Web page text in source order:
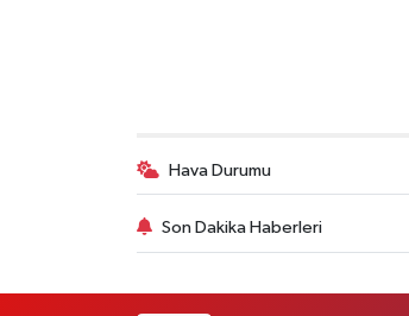
Hava Durumu
Son Dakika Haberleri